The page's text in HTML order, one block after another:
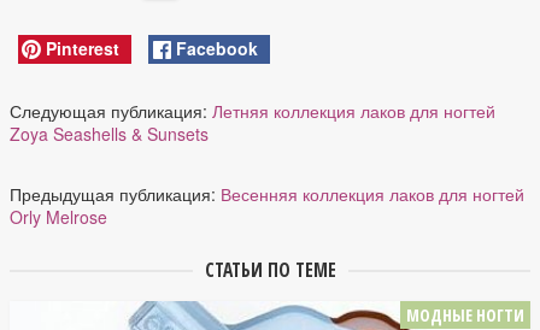
Pinterest Facebook
Следующая публикация: Летняя коллекция лаков для ногтей
Zoya Seashells & Sunsets
Предыдущая публикация: Весенняя коллекция лаков для ногтей
Orly Melrose
СТАТЬИ ПО ТЕМЕ
МОДНЫЕ НОГТИ